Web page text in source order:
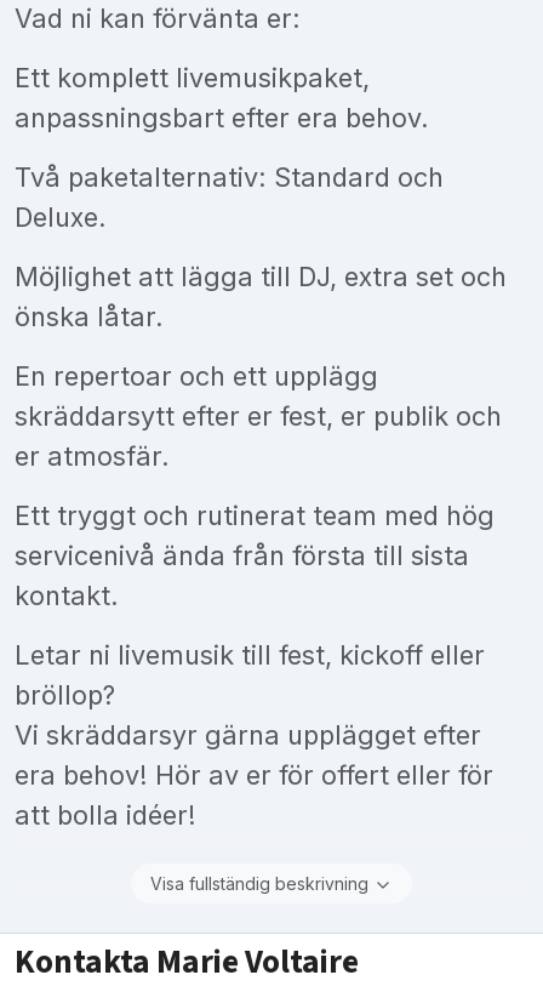
Vad ni kan förvänta er:
Ett komplett livemusikpaket,
anpassningsbart efter era behov.
Två paketalternativ: Standard och
Deluxe.
Möjlighet att lägga till DJ, extra set och
önska låtar.
En repertoar och ett upplägg
skräddarsytt efter er fest, er publik och
er atmosfär.
Ett tryggt och rutinerat team med hög
servicenivå ända från första till sista
kontakt.
Letar ni livemusik till fest, kickoff eller
bröllop?
Vi skräddarsyr gärna upplägget efter
era behov! Hör av er för offert eller för
att bolla idéer!
Visa fullständig beskrivning
Kontakta Marie Voltaire